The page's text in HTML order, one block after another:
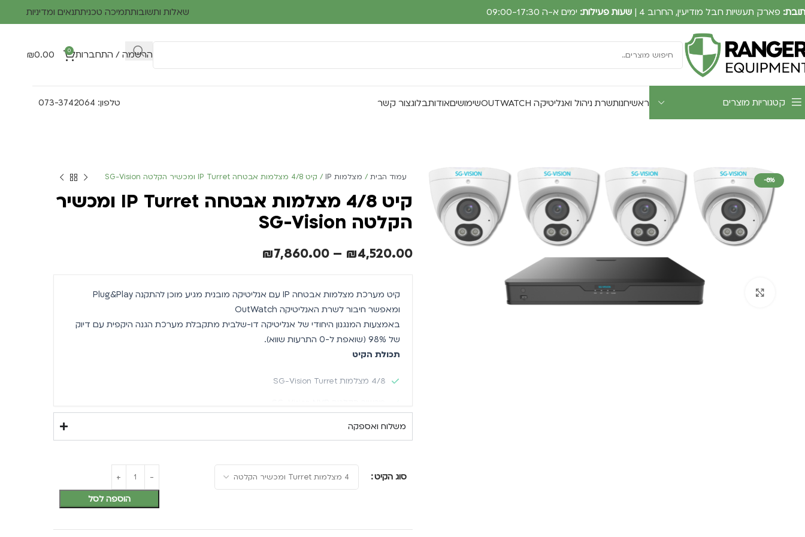
פארק תעשיות חבל מודיעין, החרוב 4 | שעות פעילות: ימים א-ה 09:00-17:30 שאלות ותשובותתמיכה טכניתתנאים ומדיניות
הרשמה / התחברות 0
₪0.00
קטגוריות מוצרים ראשיחנותשרת ניהול ואנליטיקה OUTWATCH שימושיםאודותבלוגצור קשר טלפון: 073-3742064
-8%
Click to enlarge
עמוד הבית מצלמות IP קיט 4/8 מצלמות אבטחה IP Turret ומכשיר הקלטה SG-Vision
קיט 4/8 מצלמות אבטחה IP Turret ומכשיר
הקלטה SG-Vision
₪4,520.00
–
₪7,860.00
קיט מערכת מצלמות אבטחה IP עם אנליטיקה מובנית מגיע מוכן להתקנה Plug&Play
ומאפשר חיבורלשרת האנליטיקה OutWatch
באמצעות המנגנון היחודי של אנליטיקה דו-שלבית מתקבלת מערכת הגנה היקפית עם דיוק
של 98% (שואפת ל-0 התרעות שווא).
תכולת הקיט
4/8 מצלמות SG-Vision Turret
SG-Vision Turret
זום: אופטי x4
משלוח ואספקה
סוג הקיט
הוספה לסל